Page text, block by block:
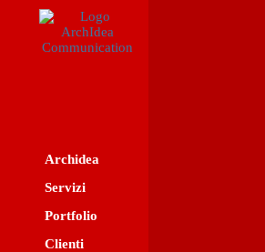
Archidea
Servizi
Portfolio
Clienti